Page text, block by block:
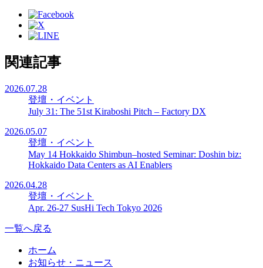
関連記事
2026.07.28
登壇・イベント
July 31: The 51st Kiraboshi Pitch – Factory DX
2026.05.07
登壇・イベント
May 14 Hokkaido Shimbun–hosted Seminar: Doshin biz:
Hokkaido Data Centers as AI Enablers
2026.04.28
登壇・イベント
Apr. 26‐27 SusHi Tech Tokyo 2026
一覧へ戻る
ホーム
お知らせ・ニュース